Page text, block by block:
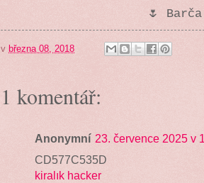
🌷
v března 08, 2018
1 komentář:
Anonymní 23. července 2025 v
CD577C535D
kiralık hacker